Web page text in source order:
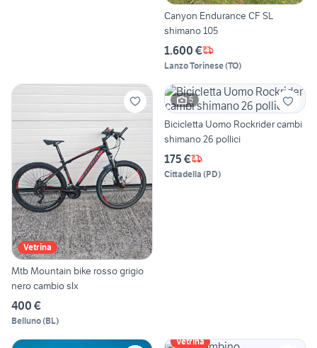
Canyon Endurance CF SL
shimano 105
1.600 €
Lanzo Torinese(TO)
Vetrina
Mtb Mountain bike rosso grigio
nero cambio slx
400 €
Belluno(BL)
5
Bicicletta Uomo Rockrider cambi
shimano 26 pollici
175 €
Cittadella (PD)
Vetrina